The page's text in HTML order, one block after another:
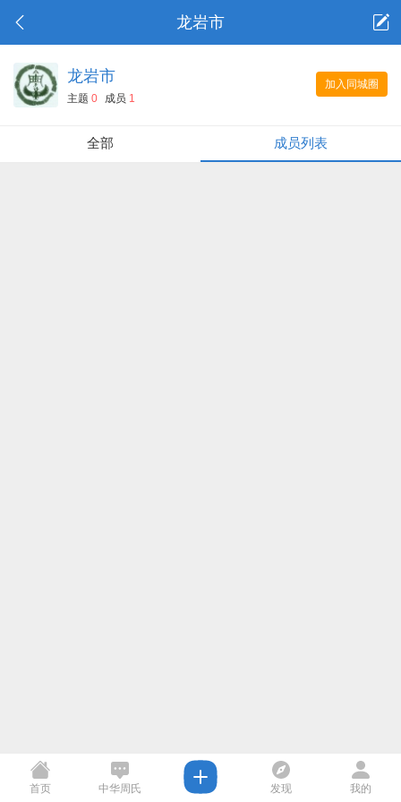
龙岩市
加入同城圈
龙岩市
主题 0 成员 1
全部 成员列表
首页 中华周氏 发现 我的